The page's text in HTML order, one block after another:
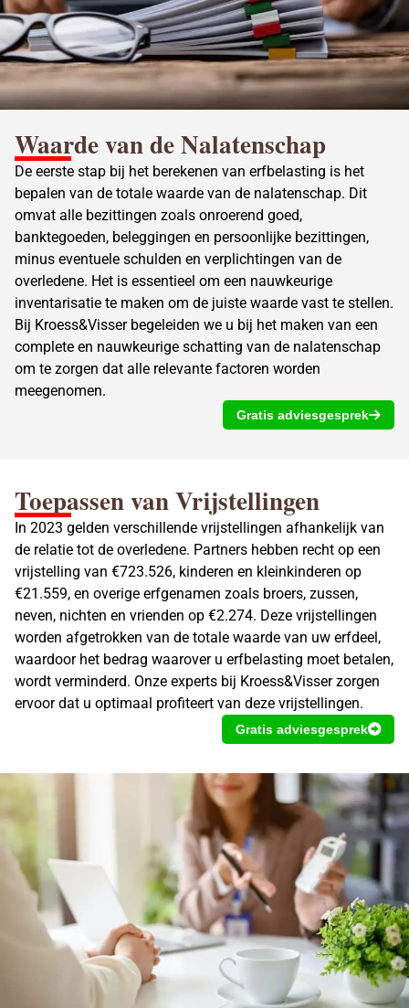
Waarde van de Nalatenschap
De eerste stap bij het berekenen van erfbelasting is het
bepalen van de totale waarde van de nalatenschap. Dit
omvat alle bezittingen zoals onroerend goed,
banktegoeden, beleggingen en persoonlijke bezittingen,
minus eventuele schulden en verplichtingen van de
overledene. Het is essentieel om een nauwkeurige
inventarisatie te maken om de juiste waarde vast te stellen.
Bij Kroess&Visser begeleiden we u bij het maken van een
complete en nauwkeurige schatting van de nalatenschap
om te zorgen dat alle relevante factoren worden
meegenomen.
Gratis adviesgesprek
Toepassen van Vrijstellingen
In 2023 gelden verschillende vrijstellingen afhankelijk van
de relatie tot de overledene. Partners hebben recht op een
vrijstelling van €723.526, kinderen en kleinkinderen op
€21.559, en overige erfgenamen zoals broers, zussen,
neven, nichten en vrienden op €2.274. Deze vrijstellingen
worden afgetrokken van de totale waarde van uw erfdeel,
waardoor het bedrag waarover u erfbelasting moet betalen,
wordt verminderd. Onze experts bij Kroess&Visser zorgen
ervoor dat u optimaal profiteert van deze vrijstellingen.
Gratis adviesgesprek